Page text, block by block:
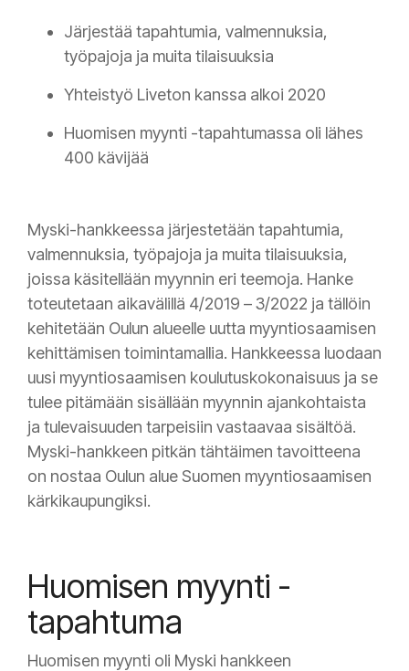
Järjestää tapahtumia, valmennuksia,
työpajoja ja muita tilaisuuksia
Yhteistyö Liveton kanssa alkoi 2020
Huomisen myynti -tapahtumassa oli lähes
400 kävijää
Myski-hankkeessa järjestetään tapahtumia,
valmennuksia, työpajoja ja muita tilaisuuksia,
joissa käsitellään myynnin eri teemoja. Hanke
toteutetaan aikavälillä 4/2019 – 3/2022 ja tällöin
kehitetään Oulun alueelle uutta myyntiosaamisen
kehittämisen toimintamallia. Hankkeessa luodaan
uusi myyntiosaamisen koulutuskokonaisuus ja se
tulee pitämään sisällään myynnin ajankohtaista
ja tulevaisuuden tarpeisiin vastaavaa sisältöä.
Myski-hankkeen pitkän tähtäimen tavoitteena
on nostaa Oulun alue Suomen myyntiosaamisen
kärkikaupungiksi.
Huomisen myynti -
tapahtuma
Huomisen myynti oli Myski hankkeen